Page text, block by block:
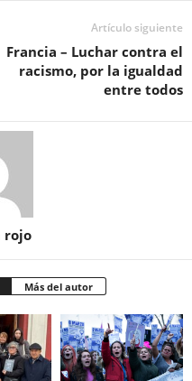
Artículo siguiente
Francia – Luchar contra el
racismo, por la igualdad
entre todos
rojo
Más del autor